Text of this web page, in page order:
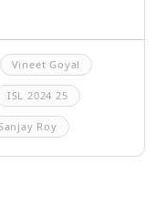
Vineet Goyal
ISL 2024 25
Sanjay Roy